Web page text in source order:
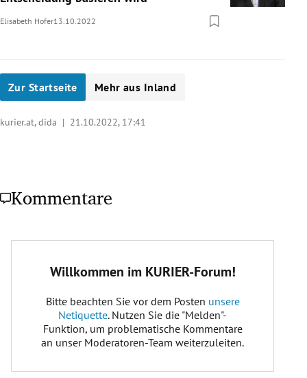
Elisabeth Hofer13.10.2022
Zur Startseite Mehr aus Inland
kurier.at, dida | 21.10.2022, 17:41
Kommentare